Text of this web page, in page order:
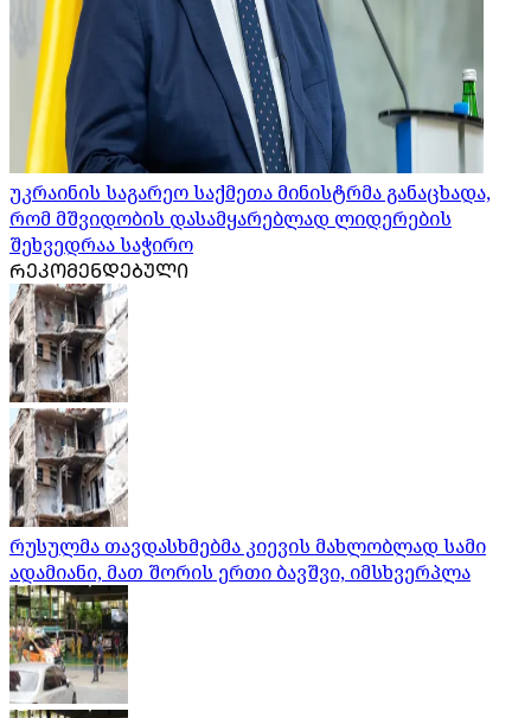
უკრაინის საგარეო საქმეთა მინისტრმა განაცხადა,
რომ მშვიდობის დასამყარებლად ლიდერების
შეხვედრაა საჭირო
ᲠᲔᲙᲝᲛᲔᲜᲓᲔᲑᲣᲚᲘ
რუსულმა თავდასხმებმა კიევის მახლობლად სამი
ადამიანი, მათ შორის ერთი ბავშვი, იმსხვერპლა